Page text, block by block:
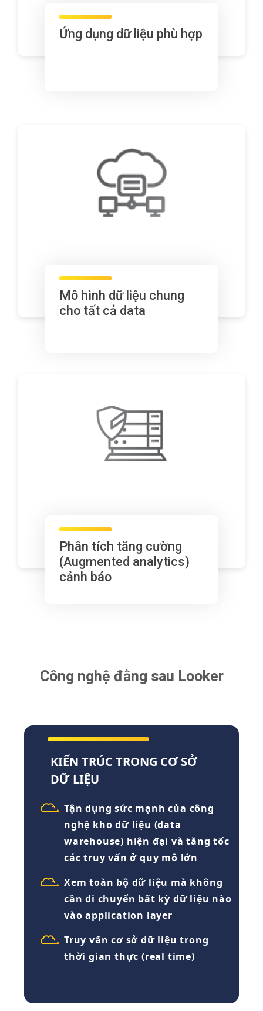
Ứng dụng dữ liệu phù hợp
Mô hình dữ liệu chung
cho tất cả data
Phân tích tăng cường
(Augmented analytics)
cảnh báo
Công nghệ đằng sau Looker
KIẾN TRÚC TRONG CƠ SỞ
DỮ LIỆU
Tận dụng sức mạnh của công
nghệ kho dữ liệu (data
warehouse) hiện đại và tăng tốc
các truy vấn ở quy mô lớn
Xem toàn bộ dữ liệu mà không
cần di chuyển bất kỳ dữ liệu nào
vào application layer
Truy vấn cơ sở dữ liệu trong
thời gian thực (real time)